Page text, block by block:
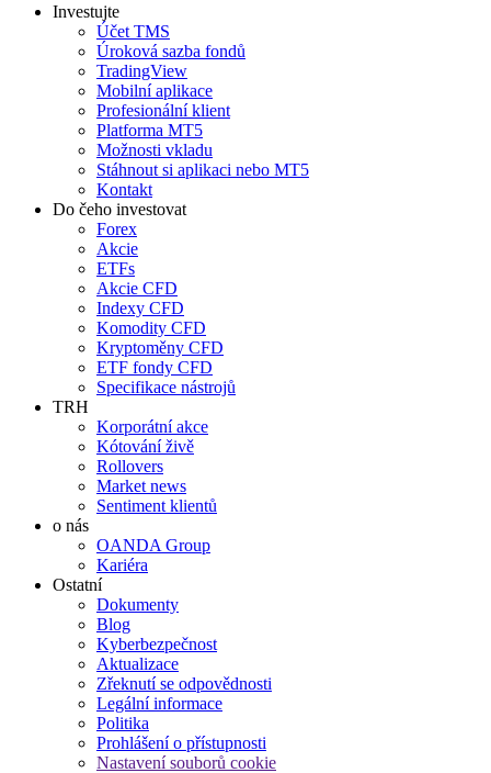
Investujte
Účet TMS
Úroková sazba fondů
TradingView
Mobilní aplikace
Profesionální klient
Platforma MT5
Možnosti vkladu
Stáhnout si aplikaci nebo MT5
Kontakt
Do čeho investovat
Forex
Akcie
ETFs
Akcie CFD
Indexy CFD
Komodity CFD
Kryptoměny CFD
ETF fondy CFD
Specifikace nástrojů
TRH
Korporátní akce
Kótování živě
Rollovers
Market news
Sentiment klientů
o nás
OANDA Group
Kariéra
Ostatní
Dokumenty
Blog
Kyberbezpečnost
Aktualizace
Zřeknutí se odpovědnosti
Legální informace
Politika
Prohlášení o přístupnosti
Nastavení souborů cookie